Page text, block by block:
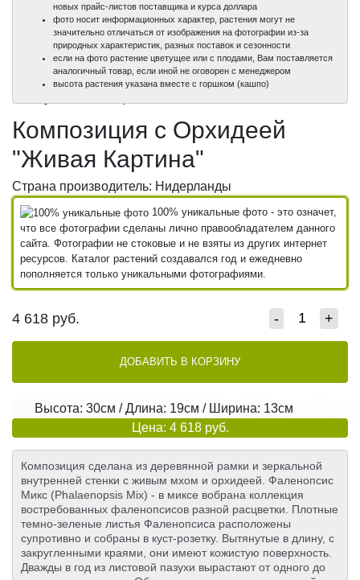
100%
100%
новых прайс-листов поставщика и курса доллара
фото носит информационных характер, растения могут не
значительно отличаться от изображения на фотографии из-за
природных характеристик, разных поставок и сезонности
если на фото растение цветущее или с плодами, Вам поставляется
аналогичный товар, если иной не оговорен с менеджером
высота растения указана вместе с горшком (кашпо)
Композиция с Орхидеей
"Живая Картина"
Страна производитель: Нидерланды
100% уникальные фото - это означет,
что все фотографии сделаны лично правообладателем данного
сайта. Фотографии не стоковые и не взяты из других интернет
ресурсов. Каталог растений создавался год и ежедневно
пополняется только уникальными фотографиями.
4 618 руб. - +
ДОБАВИТЬ В КОРЗИНУ
Высота: 30см / Длина: 19см / Ширина: 13см
Цена: 4 618 руб.
Композиция сделана из деревянной рамки и зеркальной
внутренней стенки с живым мхом и орхидеей. Фаленопсис
Микс (Phalaenopsis Mix) - в миксе вобрана коллекция
востребованных фаленопсисов разной расцветки. Плотные
темно-зеленые листья Фаленопсиса расположены
супротивно и собраны в куст-розетку. Вытянутые в длину, с
закругленными краями, они имеют кожистую поверхность.
Дважды в год из листовой пазухи вырастают от одного до